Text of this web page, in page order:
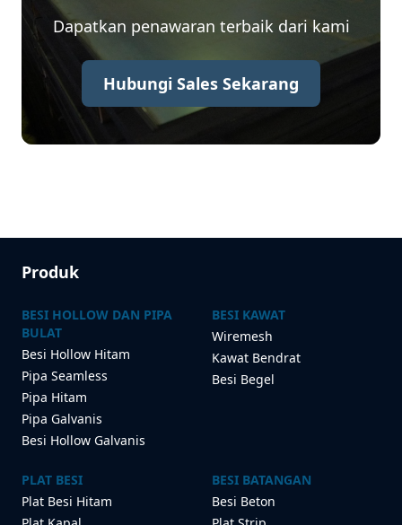
Dapatkan penawaran terbaik dari kami
Hubungi Sales Sekarang
Produk
BESI HOLLOW DAN PIPA
BULAT
Besi Hollow Hitam
Pipa Seamless
Pipa Hitam
Pipa Galvanis
Besi Hollow Galvanis
BESI KAWAT
Wiremesh
Kawat Bendrat
Besi Begel
PLAT BESI
Plat Besi Hitam
BESI BATANGAN
Besi Beton